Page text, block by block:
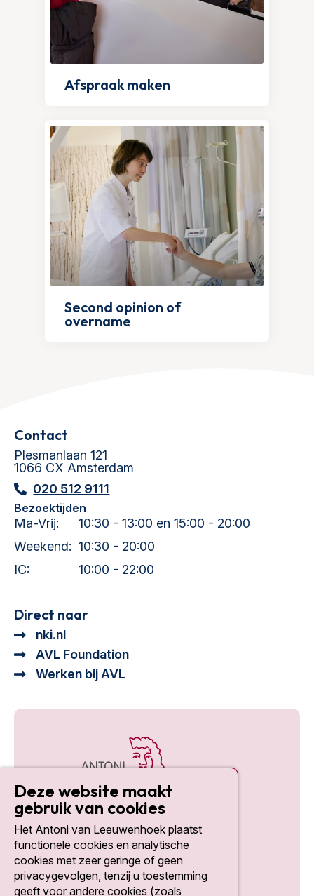
Afspraak maken
Second opinion of
overname
Contact
Plesmanlaan 121
1066 CX Amsterdam
020 512 9111
Bezoektijden
Ma-Vrij:
10:30 - 13:00 en 15:00 - 20:00
Weekend: 10:30 - 20:00
IC:
10:00 - 22:00
Direct naar
nki.nl
AVL Foundation
Werken bij AVL
Social media
Deze website maakt
gebruik van cookies
Het Antoni van Leeuwenhoek plaatst
functionele cookies en analytische
cookies met zeer geringe of geen
privacygevolgen, tenzij u toestemming
geeft voor andere cookies (zoals